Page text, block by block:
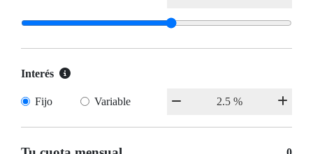
Interés
Fijo Variable